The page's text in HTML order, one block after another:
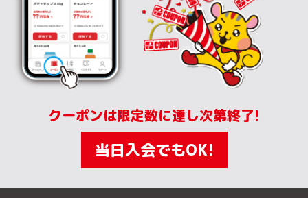
クーポンは限定数に達し次第終了!
当日入会でもOK!